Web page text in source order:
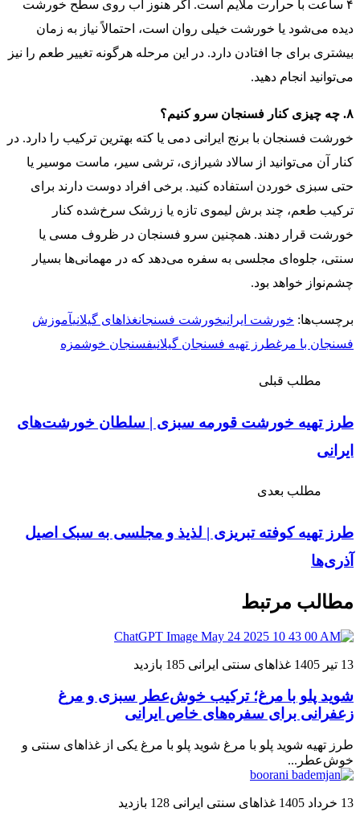
۴ ساعت با حرارت ملایم است. اگر هنوز آب روی سطح خورشت
دیده می‌شود یا خورشت خیلی روان است، احتمالاً نیاز به زمان
بیشتری برای جا افتادن دارد. در این مرحله هرگونه تغییر طعم را نیز
می‌توانید انجام دهید.
۸. چه چیزی کنار فسنجان سرو کنیم؟
خورشت فسنجان با برنج ایرانی دمی یا کته بهترین ترکیب را دارد. در
کنار آن می‌توانید از سالاد شیرازی، ترشی سیر، ماست موسیر یا
حتی سبزی خوردن استفاده کنید. برخی افراد دوست دارند برای
ترکیب طعم، چند برش لیموی تازه یا زرشک سرخ‌شده کنار
خورشت قرار دهند. همچنین سرو فسنجان در ظروف مسی یا
سنتی، جلوه‌ای مجلسی به سفره می‌دهد که در مهمانی‌ها بسیار
چشم‌نواز خواهد بود.
برچسب‌ها: خورشت ایرانیخورشت فسنجانغذاهای گیلانیآموزش
فسنجان با مرغطرز تهیه فسنجان گیلانیفسنجان خوشمزه
مطلب قبلی
طرز تهیه خورشت قورمه سبزی | سلطان خورشت‌های
ایرانی
مطلب بعدی
طرز تهیه کوفته تبریزی | لذیذ و مجلسی به سبک اصیل
آذری‌ها
مطالب مرتبط
13 تیر 1405 غذاهای سنتی ایرانی 185 بازدید
شوید پلو با مرغ؛ ترکیب خوش‌عطر سبزی و مرغ
زعفرانی برای سفره‌های خاص ایرانی
طرز تهیه شوید پلو با مرغ شوید پلو با مرغ یکی از غذاهای سنتی و
خوش‌عطر...
13 خرداد 1405 غذاهای سنتی ایرانی 128 بازدید